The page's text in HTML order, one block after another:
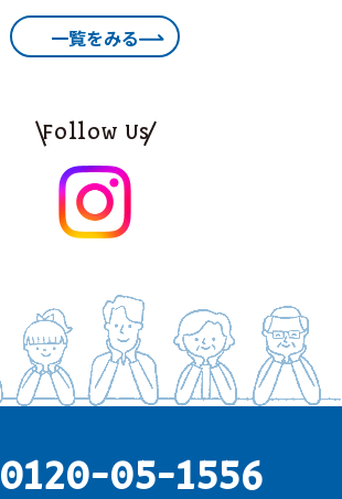
一覧をみる
Follow Us
0120-05-1556